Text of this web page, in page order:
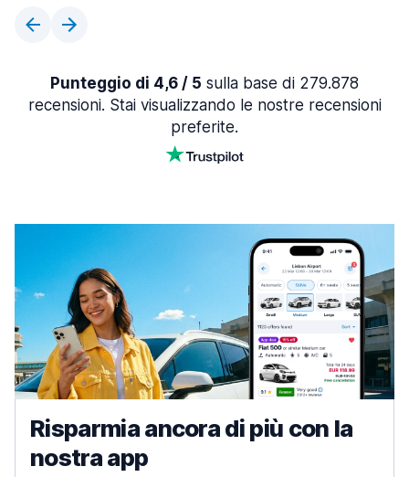
Punteggio di 4,6 / 5 sulla base di 279.878
recensioni. Stai visualizzando le nostre recensioni
preferite.
Risparmia ancora di più con la
nostra app